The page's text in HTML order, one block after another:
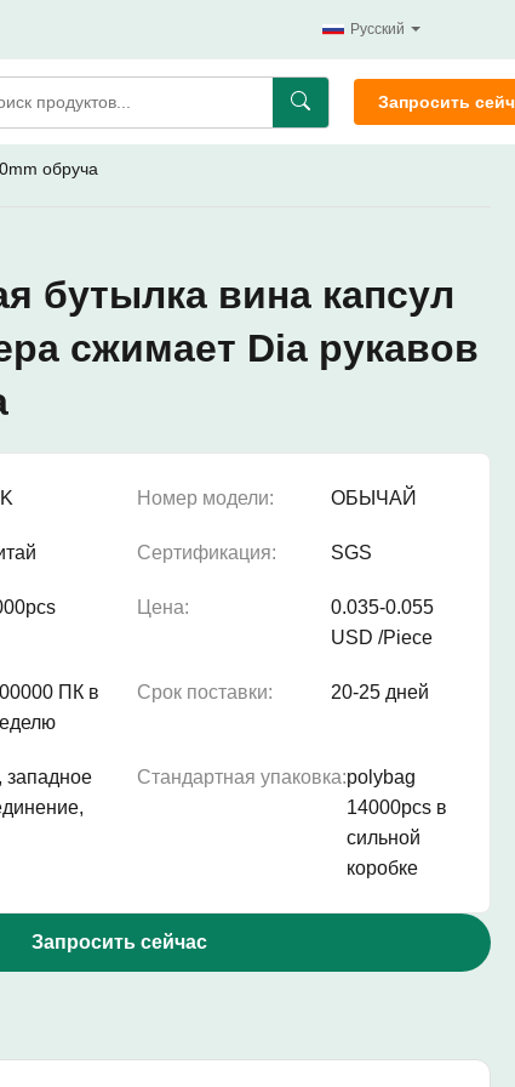
Русский
Запросить
обруча
бутылка вина капсул
сжимает Dia рукавов
Номер модели: ОБЫЧАЙ
Сертификация: SGS
Цена:
0.035-0.055
USD /Piece
ПК в
Срок поставки: 20-25 дней
западное
Стандартная упаковка:polybag
14000pcs в
сильной
коробке
Запросить сейчас